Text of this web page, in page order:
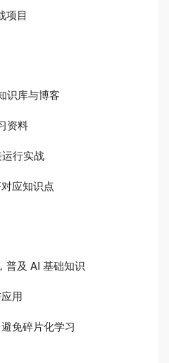
项目
识库与博客
资料
行实战
应知识点
普及 AI 基础知识
用
免碎片化学习